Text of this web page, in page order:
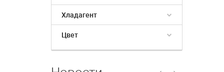
Хладагент
Цвет